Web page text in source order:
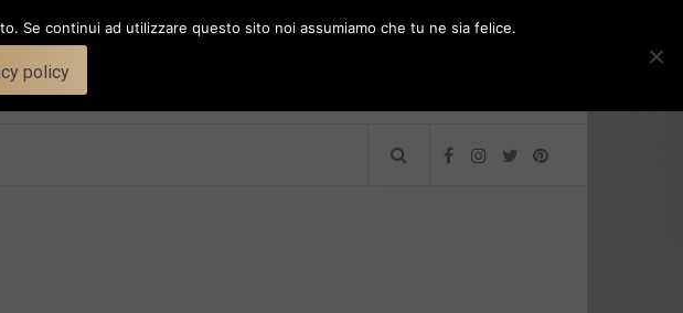
Se continui ad utilizzare questo sito noi assumiamo che tu ne sia felice.
policy